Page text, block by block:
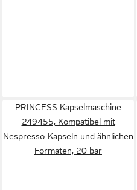
PRINCESS Kapselmaschine
249455, Kompatibel mit
Nespresso-Kapseln und ähnlichen
Formaten, 20 bar